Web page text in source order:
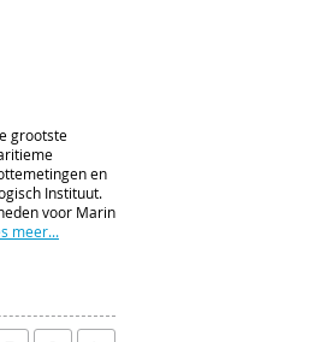
grootste
en
Instituut.
voor Marin
meer...